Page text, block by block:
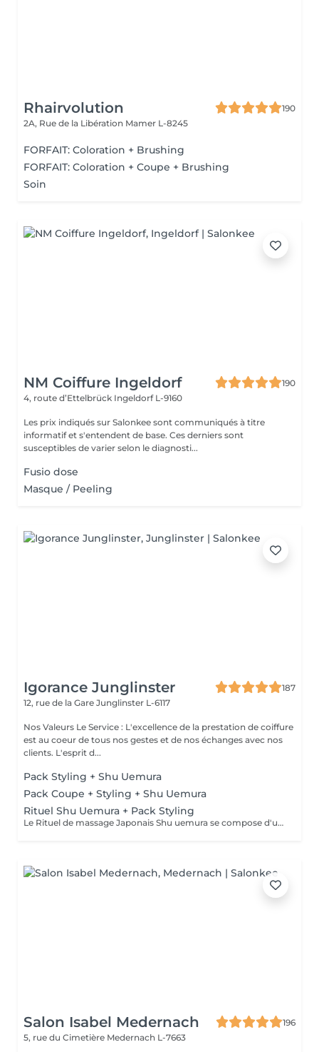
Rhairvolution
190
2A, Rue de la Libération Mamer L-8245
FORFAIT: Coloration + Brushing
FORFAIT: Coloration + Coupe + Brushing
Soin
NM Coiffure Ingeldorf
190
4, route d’Ettelbrück Ingeldorf L-9160
Les prix indiqués sur Salonkee sont communiqués à titre
informatif et s'entendent de base. Ces derniers sont
susceptibles de varier selon le diagnosti...
Fusio dose
Masque / Peeling
Igorance Junglinster
187
12, rue de la Gare Junglinster L-6117
Nos Valeurs Le Service : L'excellence de la prestation de coiffure
est au coeur de tous nos gestes et de nos échanges avec nos
clients. L'esprit d...
Pack Styling + Shu Uemura
Pack Coupe + Styling + Shu Uemura
Rituel Shu Uemura + Pack Styling
Le Rituel de massage Japonais Shu uemura se compose d'un shampooing et d'un soin d'une durée de 30 minutes pour une relaxation une une réparation intense du cheveu + Pack Styling * Tarifs à titre indicatifs à confirmer après la consultation personnalisée établit auprès de votre coiffeur/stylist/spécialiste * La direction se réserve le droit d'apporter des modifications pour le bon fonctionnement du salon
Salon Isabel Medernach
196
5, rue du Cimetière Medernach L-7663